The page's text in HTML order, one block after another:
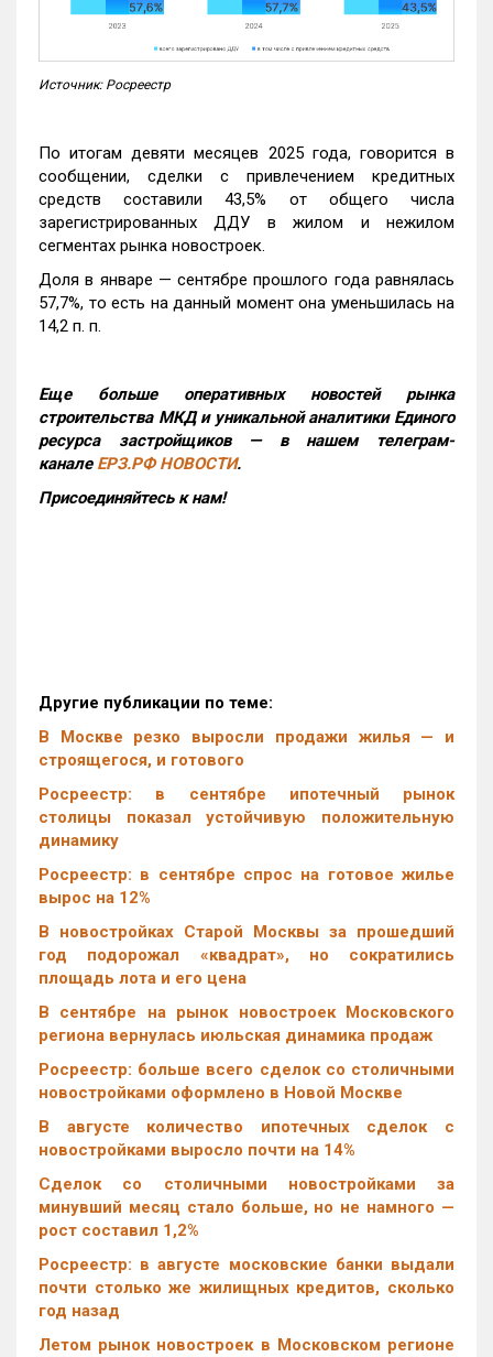
Источник: Росреестр
По итогам девяти месяцев 2025 года, говорится в
сообщении, сделки с привлечением кредитных
средств составили 43,5% от общего числа
зарегистрированных ДДУ в жилом и нежилом
сегментах рынка новостроек.
Доля в январе — сентябре прошлого года равнялась
57,7%, то есть на данный момент она уменьшилась на
14,2 п. п.
Еще больше оперативных новостей рынка
строительства МКД и уникальной аналитики Единого
ресурса застройщиков — в нашем телеграм-
канале ЕРЗ.РФ НОВОСТИ.
Присоединяйтесь к нам!
Другие публикации по теме:
В Москве резко выросли продажи жилья — и
строящегося, и готового
Росреестр: в сентябре ипотечный рынок
столицы показал устойчивую положительную
динамику
Росреестр: в сентябре спрос на готовое жилье
вырос на 12%
В новостройках Старой Москвы за прошедший
год подорожал «квадрат», но сократились
площадь лота и его цена
В сентябре на рынок новостроек Московского
региона вернулась июльская динамика продаж
Росреестр: больше всего сделок со столичными
новостройками оформлено в Новой Москве
В августе количество ипотечных сделок с
новостройками выросло почти на 14%
Cделок со столичными новостройками за
минувший месяц стало больше, но не намного —
рост составил 1,2%
Росреестр: в августе московские банки выдали
почти столько же жилищных кредитов, сколько
год назад
Летом рынок новостроек в Московском регионе